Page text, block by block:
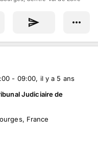
- 09:00, il y a 5 ans
Judiciaire de
France